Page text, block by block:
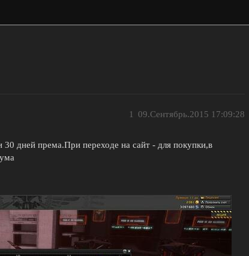
09.Сентябрь.2015 17:09:28
1
30 дней према.При переходе на сайт - для покупки,в